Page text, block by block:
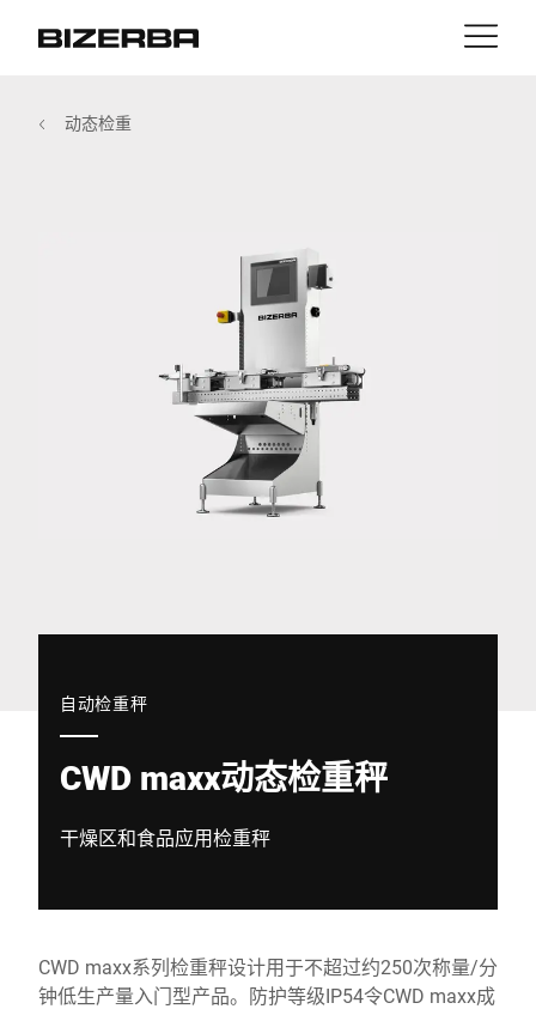
MyBizerba
动态检重
自动检重秤
CWD maxx动态检重秤
干燥区和食品应用检重秤
CWD maxx系列检重秤设计用于不超过约250次称量/分
钟低生产量入门型产品。防护等级IP54令CWD maxx成